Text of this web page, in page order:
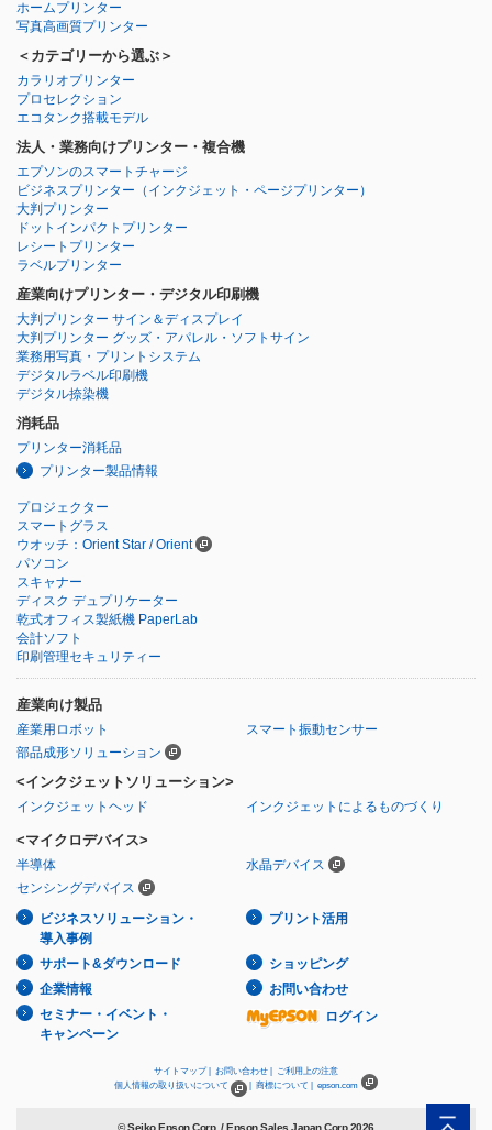
ホームプリンター
写真高画質プリンター
＜カテゴリーから選ぶ＞
カラリオプリンター
プロセレクション
エコタンク搭載モデル
法人・業務向けプリンター・複合機
エプソンのスマートチャージ
ビジネスプリンター （インクジェット・ページプリンター）
大判プリンター
ドットインパクトプリンター
レシートプリンター
ラベルプリンター
産業向けプリンター・デジタル印刷機
大判プリンター サイン＆ディスプレイ
大判プリンター グッズ・アパレル・ソフトサイン
業務用写真・プリントシステム
デジタルラベル印刷機
デジタル捺染機
消耗品
プリンター消耗品
プリンター製品情報
プロジェクター
スマートグラス
ウオッチ：Orient Star / Orient
パソコン
スキャナー
ディスク デュプリケーター
乾式オフィス製紙機 PaperLab
会計ソフト
印刷管理セキュリティー
産業向け製品
産業用ロボット
スマート振動センサー
部品成形ソリューション
<インクジェットソリューション>
インクジェットヘッド インクジェットによるものづくり
<マイクロデバイス>
半導体
水晶デバイス
センシングデバイス
ビジネスソリューション・
導入事例
プリント活用
サポート&ダウンロード
ショッピング
企業情報
お問い合わせ
セミナー・イベント・
キャンペーン
ログイン
サイトマップ | お問い合わせ |
ご利用上の注意
個人情報の取り扱いについて
商標について | epson.com